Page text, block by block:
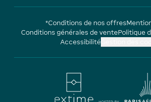
*Conditions de nos offres
Conditions générales de ventePolitique
Accessibilité